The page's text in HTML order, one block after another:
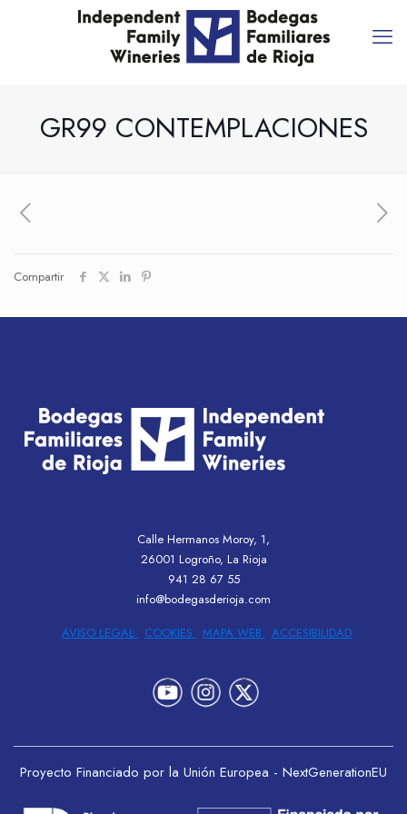
GR99 CONTEMPLACIONES
Compartir
Calle Hermanos Moroy, 1,
26001 Logroño, La Rioja
941 28 67 55
info@bodegasderioja.com
AVISO LEGAL
COOKIES MAPA WEB ACCESIBILIDAD
Proyecto Financiado por la Unión Europea - NextGenerationEU